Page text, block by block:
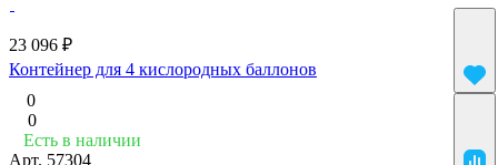
23 096 ₽
Контейнер для 4 кислородных баллонов
0
0
Есть в наличии
Арт. 57304